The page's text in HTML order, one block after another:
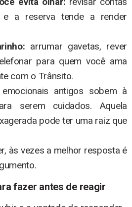
a reserva tende a render
arrumar gavetas, rever
para quem você ama
com o Trânsito.
antigos sobem à
serem cuidados. Aquela
pode ter uma raiz que
às vezes a melhor resposta é
fazer antes de reagir